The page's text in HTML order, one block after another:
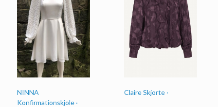
NINNA
Konfirmationskjole ·
Claire Skjorte ·